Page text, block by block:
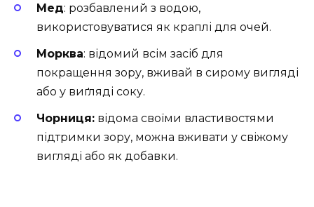
Мед: розбавлений з водою,
використовуватися як краплі для очей.
Морква: відомий всім засіб для
покращення зору, вживай в сирому вигляді
або у виґляді соку.
Чорниця: відома своїми властивостями
підтримки зору, можна вживати у свіжому
вигляді або як добавки.